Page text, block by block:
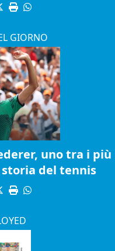
GIORNO
uno tra i più
del tennis